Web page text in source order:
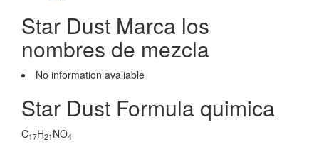
Star Dust Marca los
nombres de mezcla
No information avaliable
Star Dust Formula quimica
C17H21 NO4